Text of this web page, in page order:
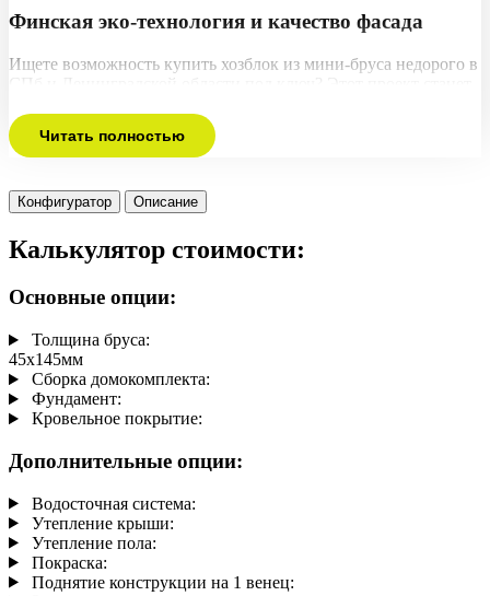
Финская эко-технология и качество фасада
Ищете возможность купить хозблок из мини-бруса недорого в
СПб и Ленинградской области под ключ? Этот проект станет
оправданной цене. Мы применяем эталонную финскую эко-
технологию, используя только сухой материал строго
прямоугольного сечения. Никаких архаичных круглых
надежным замком «шип-паз» (на ваш выбор: легкие 45х145
красивый и монолитный деревянный фасад.
профессиональная команда привезет готовый домокомплект и
выполнит быстровозводимый монтаж всего за 2-3 дня.
Стоимость этого потрясающе нужного, практичного и
вместительного проекта — 334 600 рублей, включая нашу
безусловную официальную гарантию на 2 года.
Читать полностью
Конфигуратор Описание
Калькулятор стоимости:
Основные опции:
Толщина бруса:
45х145мм
Сборка домокомплекта:
Фундамент:
Кровельное покрытие:
Дополнительные опции:
Водосточная система:
Утепление крыши:
Утепление пола:
Покраска:
Поднятие конструкции на 1 венец: